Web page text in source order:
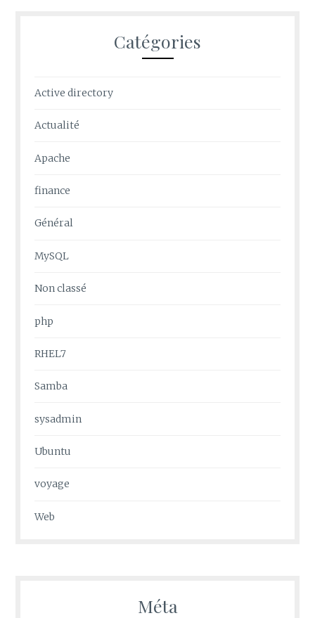
Catégories
Active directory
Actualité
Apache
finance
Général
MySQL
Non classé
php
RHEL7
Samba
sysadmin
Ubuntu
voyage
Web
Méta